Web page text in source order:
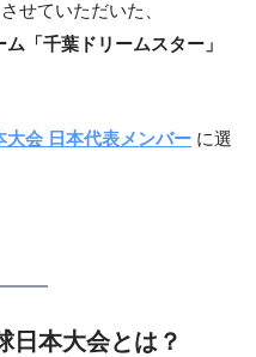
せていただいた、
「千葉ドリームスター」
大会 日本代表メンバー に選
日本大会とは？